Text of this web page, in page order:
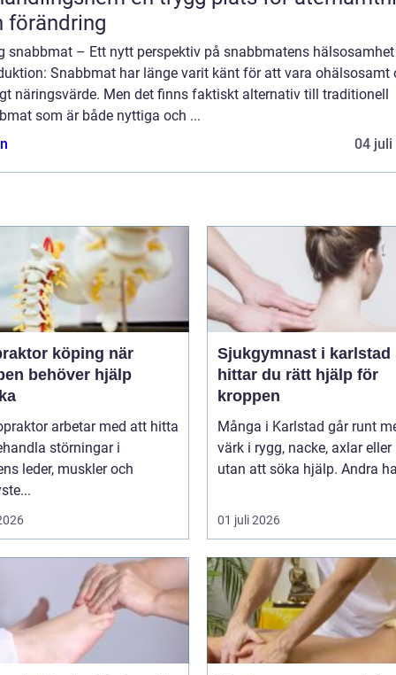
förändring
snabbmat – Ett nytt perspektiv på snabbmatens hälsosamhet
Snabbmat har länge varit känt för att vara ohälsosamt
näringsvärde. Men det finns faktiskt alternativ till traditionell
som är både nyttiga och ...
04 juli
köping när
behöver hjälp
arbetar med att hitta
störningar i
leder, muskler och
Sjukgymnast i karlstad så
hittar du rätt hjälp för
kroppen
Många i Karlstad går runt
värk i rygg, nacke, axlar
utan att söka hjälp. Andra
01 juli 2026